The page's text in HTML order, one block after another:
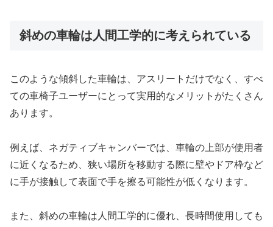
斜めの車輪は人間工学的に考えられている
このような傾斜した車輪は、アスリートだけでなく、すべ
ての車椅子ユーザーにとって実用的なメリットがたくさん
あります。
例えば、ネガティブキャンバーでは、車輪の上部が使用者
に近くなるため、狭い場所を移動する際に壁やドア枠など
に手が接触して表面で手を擦る可能性が低くなります。
また、斜めの車輪は人間工学的に優れ、長時間使用しても